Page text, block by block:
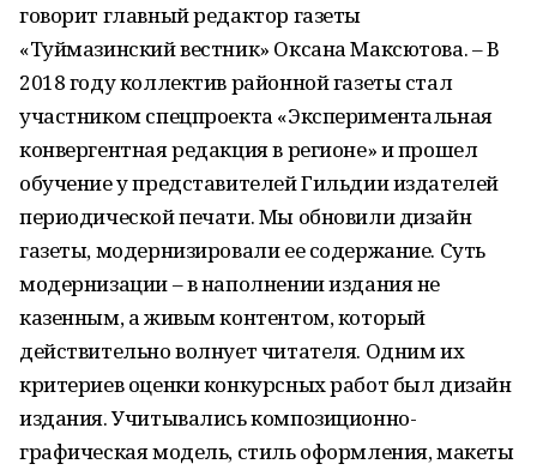
говорит главный редактор газеты
«Туймазинский вестник» Оксана Максютова. – В
2018 году коллектив районной газеты стал
участником спецпроекта «Экспериментальная
конвергентная редакция в регионе» и прошел
обучение у представителей Гильдии издателей
периодической печати. Мы обновили дизайн
газеты, модернизировали ее содержание. Суть
модернизации – в наполнении издания не
казенным, а живым контентом, который
действительно волнует читателя. Одним их
критериев оценки конкурсных работ был дизайн
издания. Учитывались композиционно-
графическая модель, стиль оформления, макеты